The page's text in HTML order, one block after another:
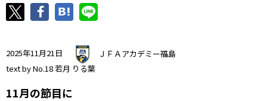
2025年11月21日
ＪＦＡアカデミー福島
text by No.18 若月 りる葉
11月の節目に